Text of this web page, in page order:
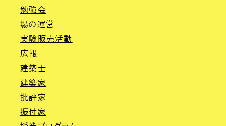
勉強会
場の運営
実験販売活動
広報
建築士
建築家
批評家
振付家